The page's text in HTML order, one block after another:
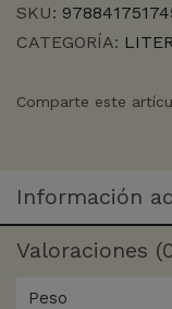
SKU:
CATEGORÍA:
Comparte este
Información
Valoraciones
Peso